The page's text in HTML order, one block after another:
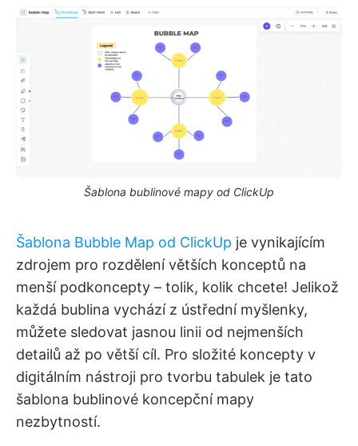
Šablona bublinové mapy od ClickUp
Šablona Bubble Map od ClickUp je vynikajícím
zdrojem pro rozdělení větších konceptů na
menší podkoncepty – tolik, kolik chcete! Jelikož
každá bublina vychází z ústřední myšlenky,
můžete sledovat jasnou linii od nejmenších
detailů až po větší cíl. Pro složité koncepty v
digitálním nástroji pro tvorbu tabulek je tato
šablona bublinové koncepční mapy
nezbytností.